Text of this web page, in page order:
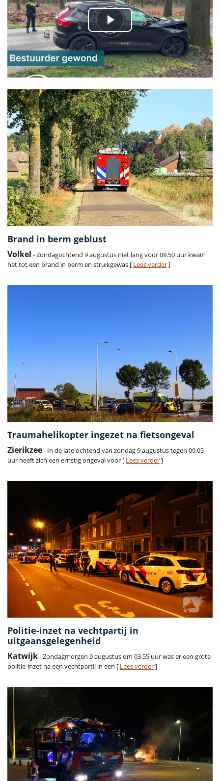
Brand in berm geblust
Volkel - Zondagochtend 9 augustus niet lang voor 09.50 uur kwam
het tot een brand in berm en struikgewas [ Lees verder]
Traumahelikopter ingezet na fietsongeval
Zierikzee- In de late ochtend van zondag 9 augustus tegen 09.05
uur heeft zich een ernstig ongeval voor [ Lees verder]
Politie-inzet na vechtpartij in
uitgaansgelegenheid
Katwijk- Zondagmorgen 9 augustus om 03.55 uur was er een grote
politie-inzet na een vechtpartij in een [ Lees verder]